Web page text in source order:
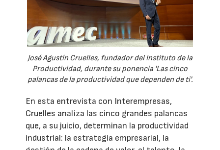
José Agustín Cruelles, fundador del Instituto de la
Productividad, durante su ponencia 'Las cinco
palancas de la productividad que dependen de ti'.
En esta entrevista con Interempresas,
Cruelles analiza las cinco grandes palancas
que, a su juicio, determinan la productividad
industrial: la estrategia empresarial, la